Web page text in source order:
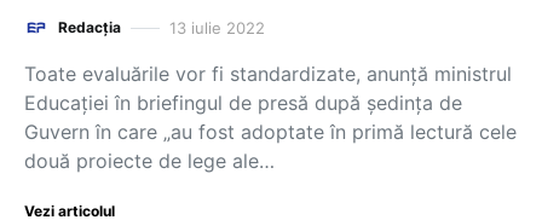
Redacția 13 iulie 2022
Toate evaluările vor fi standardizate, anunță ministrul
Educației în briefingul de presă după ședința de
Guvern în care „au fost adoptate în primă lectură cele
două proiecte de lege ale…
Vezi articolul